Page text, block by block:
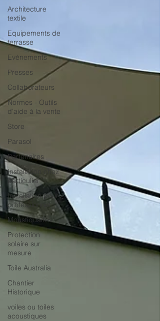
Architecture
textile
Equipements de
terrasse
Evénements
Presses
Collaborateurs
Normes - Outils
d'aide à la vente
Store
Parasol
Partenaires
Installation chez
particulier
Installation pour
professionnel
Moustiquaires
Protection
solaire sur
mesure
Toile Australia
Chantier
Historique
voiles ou toiles
acoustiques